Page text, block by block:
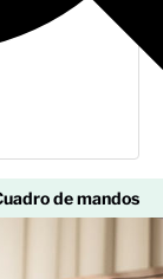
de mandos